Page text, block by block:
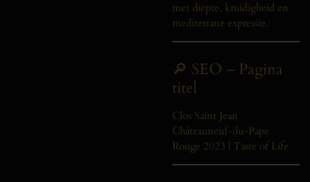
met diepte, kruidigheid en
mediterrane expressie.
🔎 SEO – Pagina
titel
Clos Saint Jean
Châteauneuf-du-Pape
Rouge 2023 | Taste of Life